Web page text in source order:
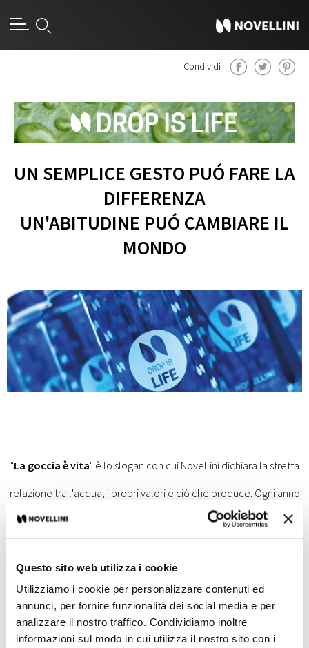
Questo sito web utilizza i cookie
Utilizziamo i cookie per personalizzare contenuti ed
annunci, per fornire funzionalità dei social media e per
analizzare il nostro traffico. Condividiamo inoltre
informazioni sul modo in cui utilizza il nostro sito con i
Condividi
UN SEMPLICE GESTO PUÓ FARE LA
DIFFERENZA
UN'ABITUDINE PUÓ CAMBIARE IL
MONDO
"La goccia è vita" è lo slogan con cui Novellini dichiara la stretta
relazione tra l'acqua, i propri valori e ciò che produce. Ogni anno
in Italia vengono consumate 32 milioni di bottiglie d'acqua di
riciclato. Per ridurre questo spreco, Novellini ha installato
distributori d'acqua in tutti gli stabilimenti e regalato a tutti i propri
dipendenti laDropbottle Novellini. Un'azione che riflette